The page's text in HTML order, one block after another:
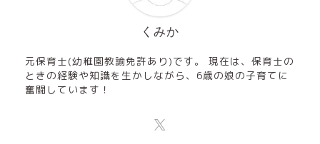
くみか
元保育士(幼稚園教諭免許あり)です。 現在は、保育士の
ときの経験や知識を生かしながら、6歳の娘の子育てに
奮闘しています！